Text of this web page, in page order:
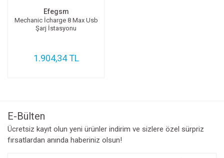
Efegsm
Mechanic İcharge 8 Max Usb
Şarj İstasyonu
1.904,34 TL
E-Bülten
Ücretsiz kayıt olun yeni ürünler indirim ve sizlere özel sürpriz
fırsatlardan anında haberiniz olsun!